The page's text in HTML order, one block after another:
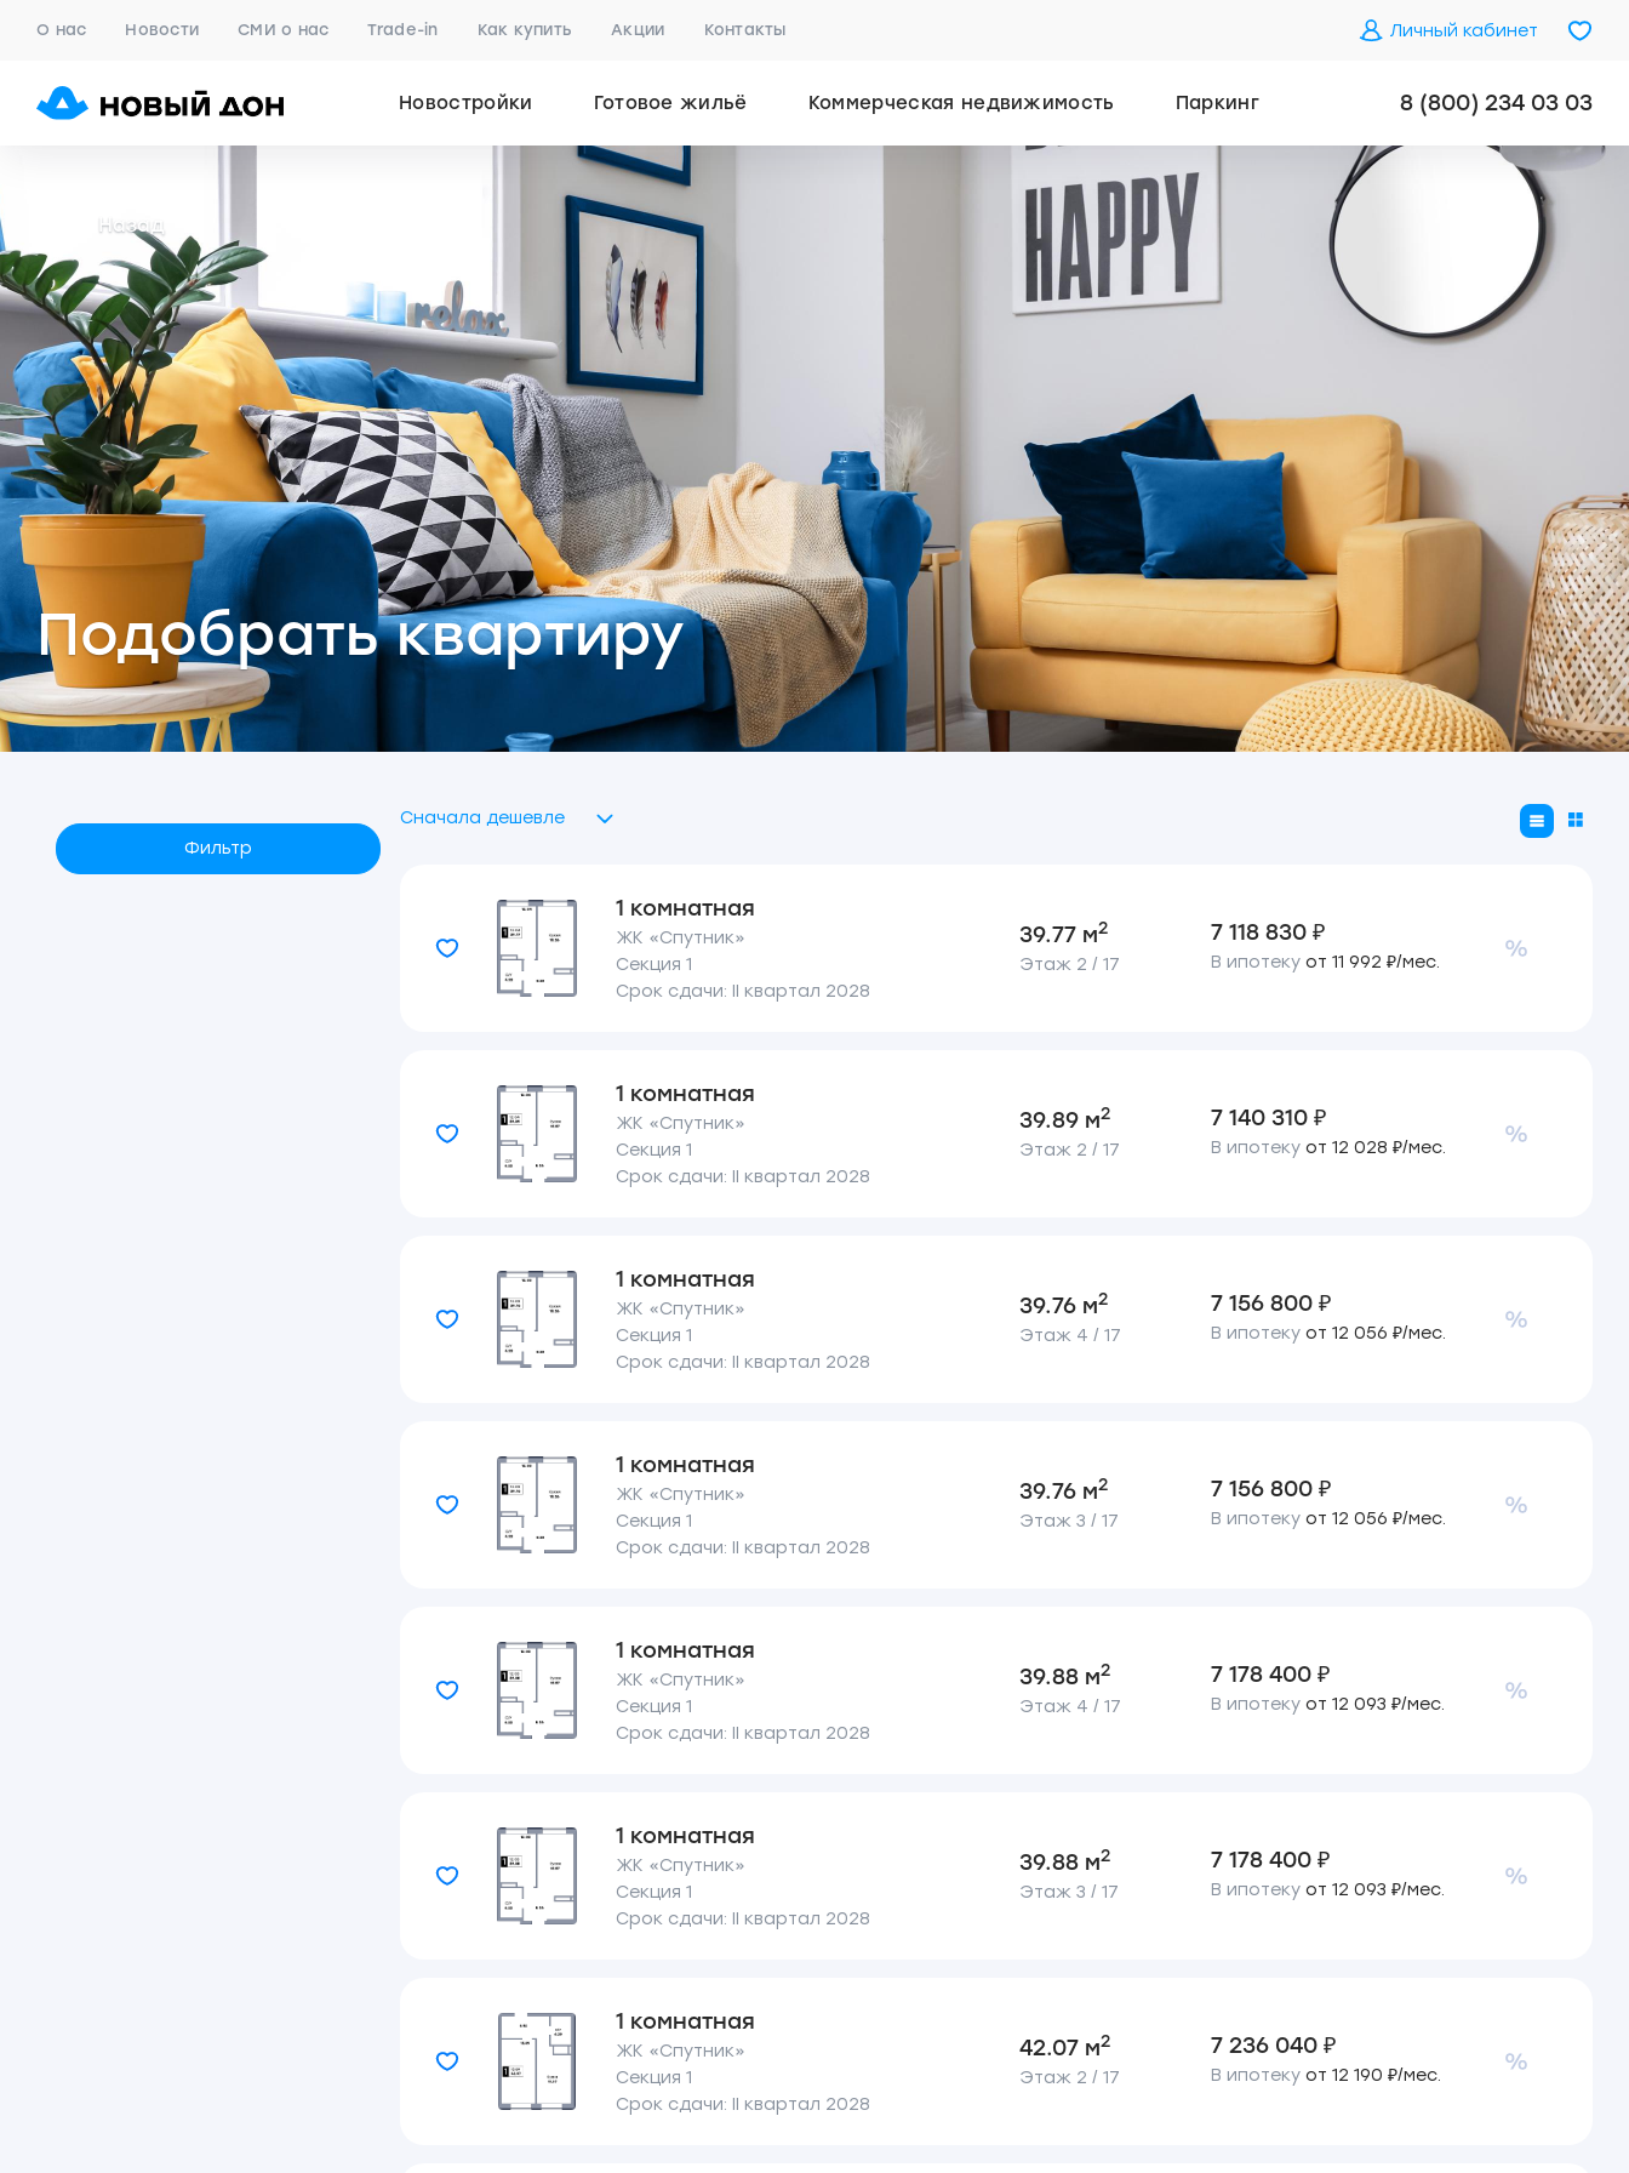
О нас Новости СМИ о нас Trade-in Как купить Акции Контакты Личный кабинет
Новостройки Готовое жильё Коммерческая недвижимость Паркинг 8 (800) 234 03 03
Назад
Подобрать квартиру
Фильтр
Сначала дешевле
1 комнатная
ЖК «Спутник»
Секция 1
Срок сдачи: II квартал 2028
39.77 м2
Этаж 2 / 17
7 118 830 ₽
В ипотеку от 11 992 ₽/мес.
1 комнатная
ЖК «Спутник»
Секция 1
Срок сдачи: II квартал 2028
39.89 м2
Этаж 2 / 17
7 140 310 ₽
В ипотеку от 12 028 ₽/мес.
1 комнатная
ЖК «Спутник»
Секция 1
Срок сдачи: II квартал 2028
39.76 м2
Этаж 4 / 17
7 156 800 ₽
В ипотеку от 12 056 ₽/мес.
1 комнатная
ЖК «Спутник»
Секция 1
Срок сдачи: II квартал 2028
39.76 м2
Этаж 3 / 17
7 156 800 ₽
В ипотеку от 12 056 ₽/мес.
1 комнатная
ЖК «Спутник»
Секция 1
Срок сдачи: II квартал 2028
39.88 м2
Этаж 4 / 17
7 178 400 ₽
В ипотеку от 12 093 ₽/мес.
1 комнатная
ЖК «Спутник»
Секция 1
Срок сдачи: II квартал 2028
39.88 м2
Этаж 3 / 17
7 178 400 ₽
В ипотеку от 12 093 ₽/мес.
1 комнатная
ЖК «Спутник»
Секция 1
Срок сдачи: II квартал 2028
42.07 м2
Этаж 2 / 17
7 236 040 ₽
В ипотеку от 12 190 ₽/мес.